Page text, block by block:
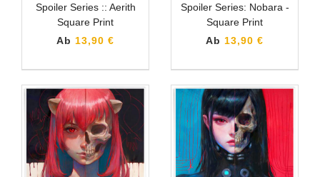
Spoiler Series :: Aerith
Square Print
Ab 13,90 €
Spoiler Series: Nobara -
Square Print
Ab 13,90 €